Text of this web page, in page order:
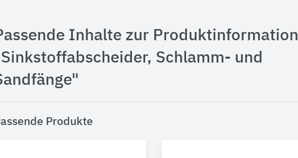
Inhalte zur Produktinformation
Schlamm- und
Produkte